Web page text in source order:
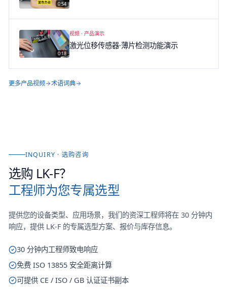
0:54
0:18
视频 · 产品演示
激光位移传感器·薄片检测功能演示
更多产品视频 术语词典
INQUIRY · 选购咨询
选购 LK-F？
工程师为您专属选型
提供您的设备类型、应用场景，我们的资深工程师将在 30 分钟内
响应，提供 LK-F的专属选型方案、报价与库存信息。
30 分钟内工程师致电响应
免费 ISO 13855 安全距离计算
可提供 CE / ISO / GB 认证证书副本